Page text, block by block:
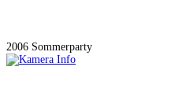
2006 Sommerparty